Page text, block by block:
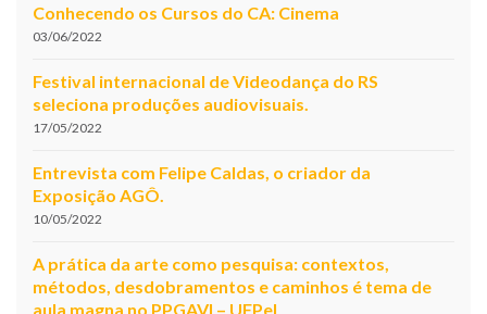
Conhecendo os Cursos do CA: Cinema
03/06/2022
Festival internacional de Videodança do RS
seleciona produções audiovisuais.
17/05/2022
Entrevista com Felipe Caldas, o criador da
Exposição AGÔ.
10/05/2022
A prática da arte como pesquisa: contextos,
métodos, desdobramentos e caminhos é tema de
aula magna no PPGAVI – UFPel